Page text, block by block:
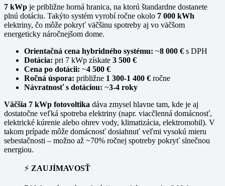
7 kWp je približne horná hranica, na ktorú štandardne dostanete
plnú dotáciu. Takýto systém vyrobí ročne okolo 7 000 kWh
elektriny, čo môže pokryť väčšinu spotreby aj vo väčšom
energeticky náročnejšom dome.
Orientačná cena hybridného systému: ~8 000 € s DPH
Dotácia: pri 7 kWp získate 3 500 €
Cena po dotácii: ~4 500 €
Ročná úspora: približne 1 300-1 400 € ročne
Návratnosť s dotáciou: ~3-4 roky
Väčšia 7 kWp fotovoltika dáva zmysel hlavne tam, kde je aj
dostatočne veľká spotreba elektriny (napr. viacčlenná domácnosť,
elektrické kúrenie alebo ohrev vody, klimatizácia, elektromobil). V
takom prípade môže domácnosť dosiahnuť veľmi vysokú mieru
sebestačnosti – možno až ~70% ročnej spotreby pokryť slnečnou
energiou.
⚡ ZAUJÍMAVOSŤ